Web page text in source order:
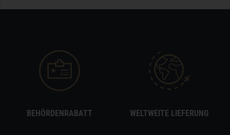
BEHÖRDENRABATT WELTWEITE LIEFERUNG